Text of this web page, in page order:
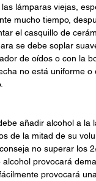
las lámparas viejas,
mucho tiempo,
el casquillo de
se debe soplar
de oídos o con la
no está uniforme
añadir alcohol a la
de la mitad de su
no superar los
alcohol provocará
provocará